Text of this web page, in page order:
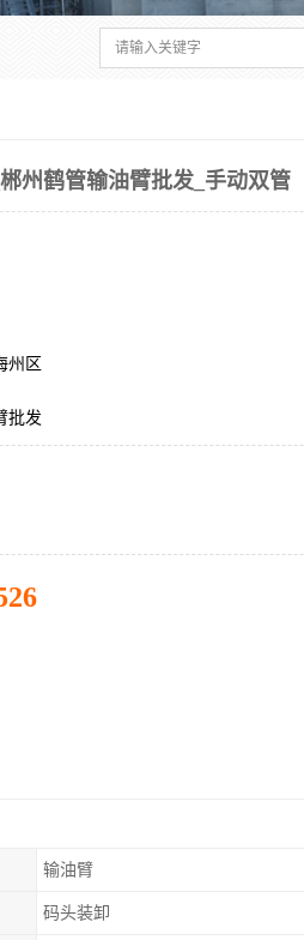
州鹤管输油臂批发_手动双管
州区
批发
输油臂
码头装卸